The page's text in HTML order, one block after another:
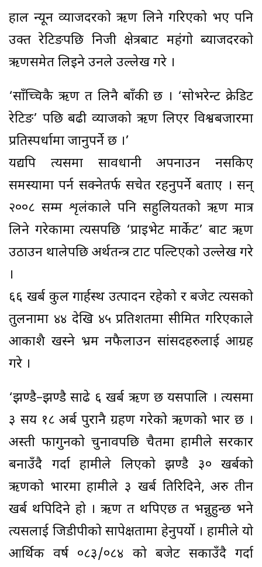
हाल न्यून व्याजदरको ऋण लिने गरिएको भए पनि
उक्त रेटिङपछि निजी क्षेत्रबाट महंगो ब्याजदरको
ऋणसमेत लिइने उनले उल्लेख गरे ।
‘साँच्चिकै ऋण त लिनै बाँकी छ । ‘सोभरेन्ट क्रेडिट
रेटिङ’ पछि बढी व्याजको ऋण लिएर विश्वबजारमा
प्रतिस्पर्धामा जानुपर्ने छ ।’
यद्यपि त्यसमा सावधानी अपनाउन नसकिए
समस्यामा पर्न सक्नेतर्फ सचेत रहनुपर्ने बताए । सन्
२००८ सम्म शृलंकाले पनि सहुलियतको ऋण मात्र
लिने गरेकामा त्यसपछि ‘प्राइभेट मार्केट’ बाट ऋण
उठाउन थालेपछि अर्थतन्त्र टाट पल्टिएको उल्लेख गरे
।
६६ खर्ब कुल गार्हस्थ उत्पादन रहेको र बजेट त्यसको
तुलनामा ४४ देखि ४५ प्रतिशतमा सीमित गरिएकाले
आकाशै खस्ने भ्रम नफैलाउन सांसदहरुलाई आग्रह
गरे ।
‘झण्डै–झण्डै साढे ६ खर्ब ऋण छ यसपालि । त्यसमा
३ सय १८ अर्ब पुरानै ग्रहण गरेको ऋणको भार छ ।
अस्ती फागुनको चुनावपछि चैतमा हामीले सरकार
बनाउँदै गर्दा हामीले लिएको झण्डै ३० खर्बको
ऋणको भारमा हामीले ३ खर्ब तिरिदिने, अरु तीन
खर्ब थपिदिने हो । ऋण त थपिएछ त भन्नुहुन्छ भने
त्यसलाई जिडीपीको सापेक्षतामा हेनुपर्यो । हामीले यो
आर्थिक वर्ष ०८३/०८४ को बजेट सकाउँदै गर्दा